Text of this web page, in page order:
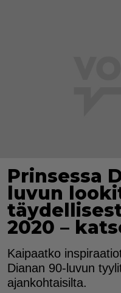
Prinsessa
luvun
2020 –
Kaipaatko
Dianan 90-luvun
ajankohtaisilta.